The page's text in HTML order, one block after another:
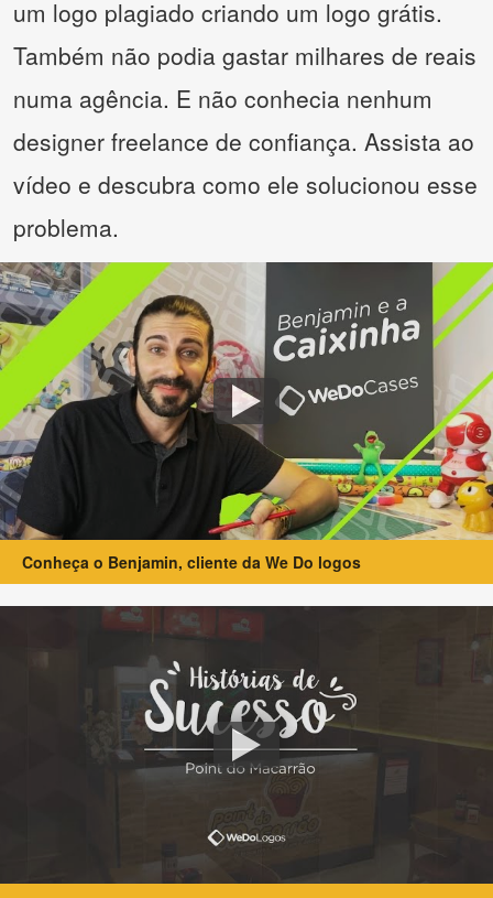
um logo plagiado criando um logo grátis.
Também não podia gastar milhares de reais
numa agência. E não conhecia nenhum
designer freelance de confiança. Assista ao
vídeo e descubra como ele solucionou esse
problema.
Conheça o Benjamin, cliente da We Do logos